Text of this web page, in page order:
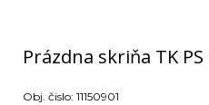
Prázdna skriňa TK
Obj. čislo: 11150901